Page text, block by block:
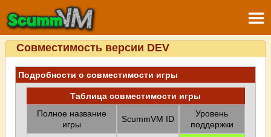
Совместимость версии DEV
Подробности о совместимости игры
Таблица совместимости игры
Полное название
игры
ScummVM ID
Уровень
поддержки